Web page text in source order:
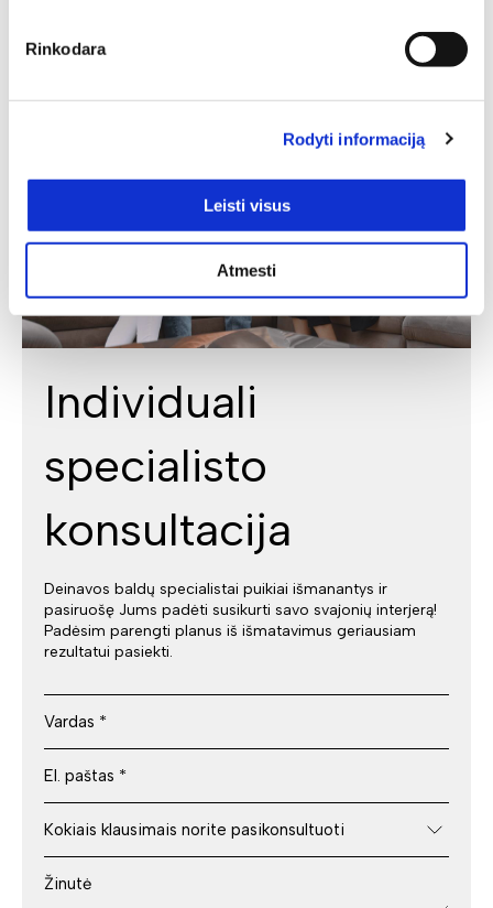
Rinkodara
Rodyti informaciją
Leisti visus
Atmesti
Individuali
specialisto
konsultacija
Deinavos baldų specialistai puikiai išmanantys ir
pasiruošę Jums padėti susikurti savo svajonių interjerą!
Padėsim parengti planus iš išmatavimus geriausiam
rezultatui pasiekti.